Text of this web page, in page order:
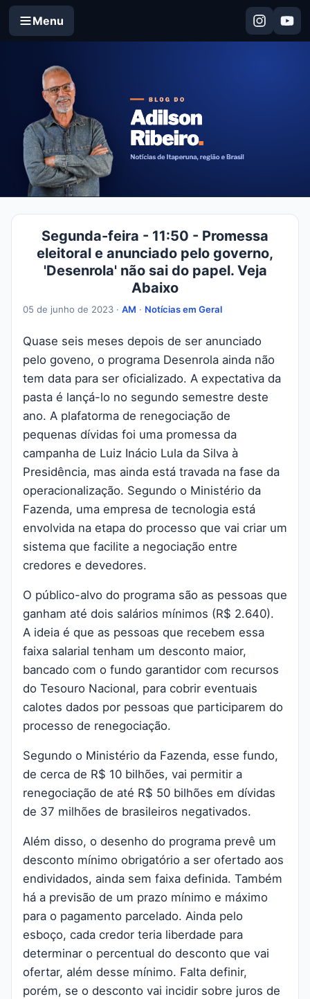
Menu
Segunda-feira - 11:50 - Promessa
eleitoral e anunciado pelo governo,
'Desenrola' não sai do papel. Veja
Abaixo
05 de junho de 2023 · AM · Notícias em Geral
Quase seis meses depois de ser anunciado
pelo goveno, o programa Desenrola ainda não
tem data para ser oficializado. A expectativa da
pasta é lançá-lo no segundo semestre deste
ano. A plafatorma de renegociação de
pequenas dívidas foi uma promessa da
campanha de Luiz Inácio Lula da Silva à
Presidência, mas ainda está travada na fase da
operacionalização. Segundo o Ministério da
Fazenda, uma empresa de tecnologia está
envolvida na etapa do processo que vai criar um
sistema que facilite a negociação entre
credores e devedores.
O público-alvo do programa são as pessoas que
ganham até dois salários mínimos (R$ 2.640).
A ideia é que as pessoas que recebem essa
faixa salarial tenham um desconto maior,
bancado com o fundo garantidor com recursos
do Tesouro Nacional, para cobrir eventuais
calotes dados por pessoas que participarem do
processo de renegociação.
Segundo o Ministério da Fazenda, esse fundo,
de cerca de R$ 10 bilhões, vai permitir a
renegociação de até R$ 50 bilhões em dívidas
de 37 milhões de brasileiros negativados.
Além disso, o desenho do programa prevê um
desconto mínimo obrigatório a ser ofertado aos
endividados, ainda sem faixa definida. Também
há a previsão de um prazo mínimo e máximo
para o pagamento parcelado. Ainda pelo
esboço, cada credor teria liberdade para
determinar o percentual do desconto que vai
ofertar, além desse mínimo. Falta definir,
porém, se o desconto vai incidir sobre juros de